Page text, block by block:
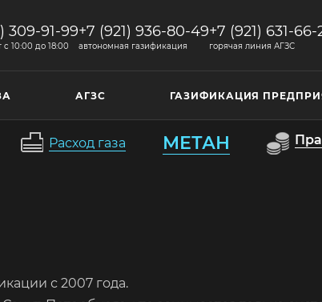
309-91-99
10:00 до 18:00
+7 (921) 936-80-49
автономная газификация
+7 (921) 631-66-
горячая линия АГЗС
АГЗС ГАЗИФИКАЦИЯ
Расход газа МЕТАН
с 2007 года.